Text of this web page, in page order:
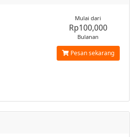
Mulai dari
Rp100,000
Bulanan
Pesan sekarang